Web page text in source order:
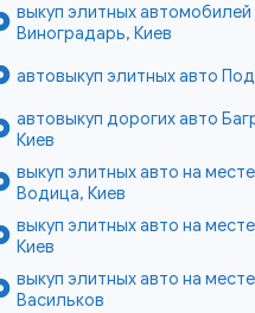
выкуп элитных автомобилей
Виноградарь, Киев
автовыкуп элитных авто
автовыкуп дорогих авто
Киев
выкуп элитных авто на
Водица, Киев
выкуп элитных авто на
Киев
выкуп элитных авто на
Васильков